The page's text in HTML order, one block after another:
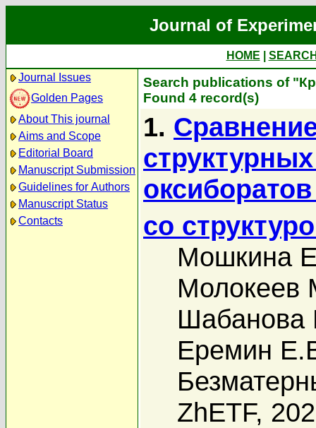
Journal of
HOME
Journal Issues
Golden Pages
About This journal
Aims and Scope
Editorial Board
Manuscript Submission
Guidelines for Authors
Manuscript Status
Contacts
Search publications of
Found 4 record(s)
1.
со
Мошкина
Молокеев
Шабанова
Еремин
ZhETF,